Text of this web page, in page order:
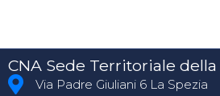
CNA Sede Territoriale della
Via Padre Giuliani 6 La Spezia